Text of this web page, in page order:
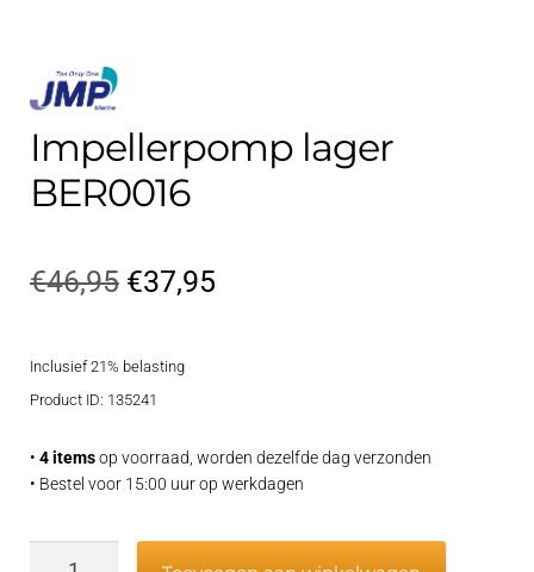
Techniek Blog
Nederlands
Impellerpomp lager
BER0016
€46,95 Oorspronkelijke
was:
€37,95Huidige
Inclusief 21% belasting
Product ID: 135241
• 4 itemsop voorraad, worden dezelfde dag verzonden
• Bestel voor 15:00 uur op werkdagen
Impellerpomp